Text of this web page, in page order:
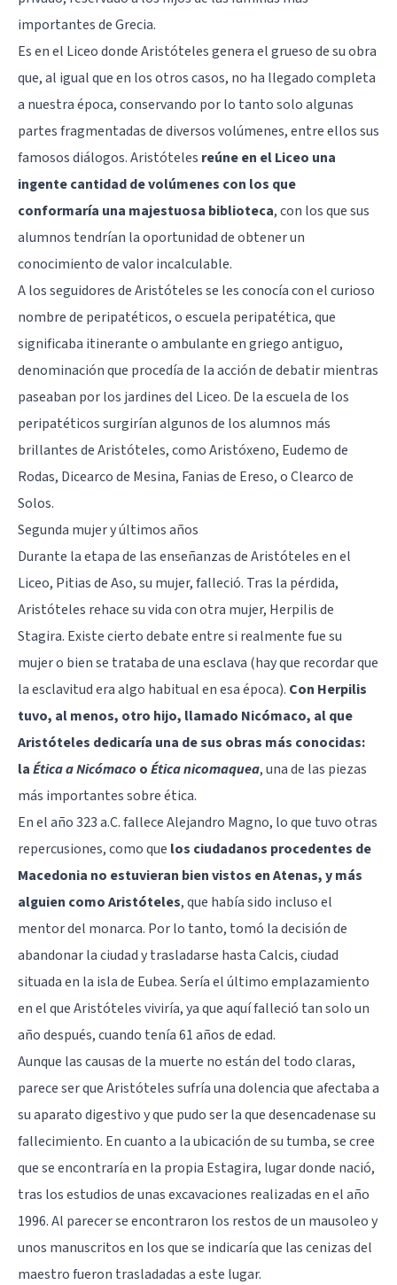
importantes de Grecia.
Es en el Liceo donde Aristóteles genera el grueso de su obra
que, al igual que en los otros casos, no ha llegado completa
a nuestra época, conservando por lo tanto solo algunas
partes fragmentadas de diversos volúmenes, entre ellos sus
famosos diálogos. Aristóteles reúne en el Liceo una
ingente cantidad de volúmenes con los que
conformaría una majestuosa biblioteca, con los que sus
alumnos tendrían la oportunidad de obtener un
conocimiento de valor incalculable.
A los seguidores de Aristóteles se les conocía con el curioso
nombre de peripatéticos, o escuela peripatética, que
significaba itinerante o ambulante en griego antiguo,
denominación que procedía de la acción de debatir mientras
paseaban por los jardines del Liceo. De la escuela de los
peripatéticos surgirían algunos de los alumnos más
brillantes de Aristóteles, como Aristóxeno, Eudemo de
Rodas, Dicearco de Mesina, Fanias de Ereso, o Clearco de
Solos.
Segunda mujer y últimos años
Durante la etapa de las enseñanzas de Aristóteles en el
Liceo, Pitias de Aso, su mujer, falleció. Tras la pérdida,
Aristóteles rehace su vida con otra mujer, Herpilis de
Stagira. Existe cierto debate entre si realmente fue su
mujer o bien se trataba de una esclava (hay que recordar que
la esclavitud era algo habitual en esa época). Con Herpilis
tuvo, al menos, otro hijo, llamado Nicómaco, al que
Aristóteles dedicaría una de sus obras más conocidas:
laÉtica a Nicómaco oÉtica nicomaquea, una de las piezas
más importantes sobre ética.
En el año 323 a.C. fallece Alejandro Magno, lo que tuvo otras
repercusiones, como que los ciudadanos procedentes de
Macedonia no estuvieran bien vistos en Atenas, y más
alguien como Aristóteles, que había sido incluso el
mentor del monarca. Por lo tanto, tomó la decisión de
abandonar la ciudad y trasladarse hasta Calcis, ciudad
situada en la isla de Eubea. Sería el último emplazamiento
en el que Aristóteles viviría, ya que aquí falleció tan solo un
año después, cuando tenía 61 años de edad.
Aunque las causas de la muerte no están del todo claras,
parece ser que Aristóteles sufría una dolencia que afectaba a
su aparato digestivo y que pudo ser la que desencadenase su
fallecimiento. En cuanto a la ubicación de su tumba, se cree
que se encontraría en la propia Estagira, lugar donde nació,
tras los estudios de unas excavaciones realizadas en el año
1996. Al parecer se encontraron los restos de un mausoleo y
unos manuscritos en los que se indicaría que las cenizas del
maestro fueron trasladadas a este lugar.